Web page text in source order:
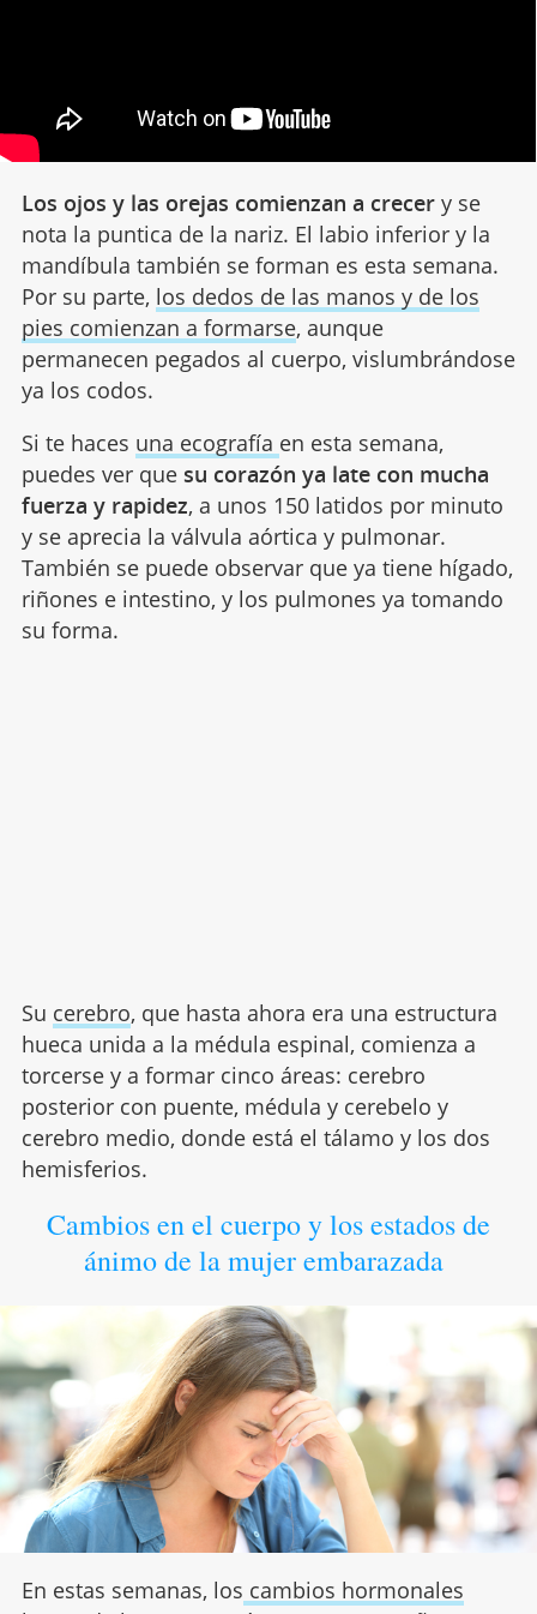
Los ojos y las orejas comienzan a crecery se
nota la puntica de la nariz. El labio inferior y la
mandíbula también se forman es esta semana.
Por su parte, los dedos de las manos y de los
pies comienzan a formarse, aunque
permanecen pegados al cuerpo, vislumbrándose
ya los codos.
Si te haces una ecografía en esta semana,
puedes ver quesu corazón ya late con mucha
fuerza y rapidez, a unos 150 latidos por minuto
y se aprecia la válvula aórtica y pulmonar.
También se puede observar que ya tiene hígado,
riñones e intestino, y los pulmones ya tomando
su forma.
Su cerebro, que hasta ahora era una estructura
hueca unida a la médula espinal, comienza a
torcerse y a formar cinco áreas: cerebro
posterior con puente, médula y cerebelo y
cerebro medio, donde está el tálamo y los dos
hemisferios.
Cambios en el cuerpo y los estados de
ánimo de la mujer embarazada
En estas semanas, los cambios hormonales